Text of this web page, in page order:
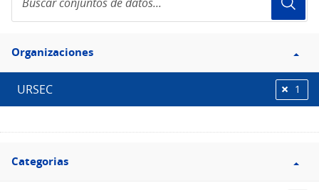
conjuntos
de
Filtro
Organizaciones
Organizaciones
URSEC 1
Filtro
Categorias
Categorias